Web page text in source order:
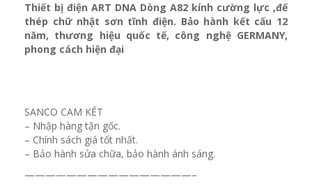
Thiết bị điện ART DNA Dòng A82 kính cường lực ,đế
thép chữ nhật sơn tĩnh điện. Bảo hành kết cấu 12
năm, thương hiệu quốc tế, công nghệ GERMANY,
phong cách hiện đại
SANCO CAM KẾT
– Nhập hàng tận gốc.
– Chính sách giá tốt nhất.
– Bảo hành sửa chữa, bảo hành ánh sáng.
————————————————–